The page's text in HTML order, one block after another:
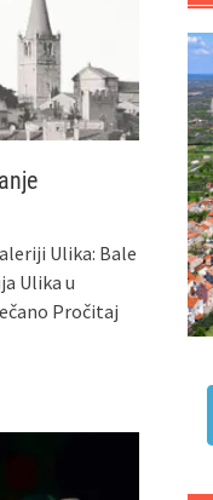
Ulika: Bale
Ulika u
Pročitaj